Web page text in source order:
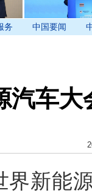
务 中国要闻
汽车
界新能